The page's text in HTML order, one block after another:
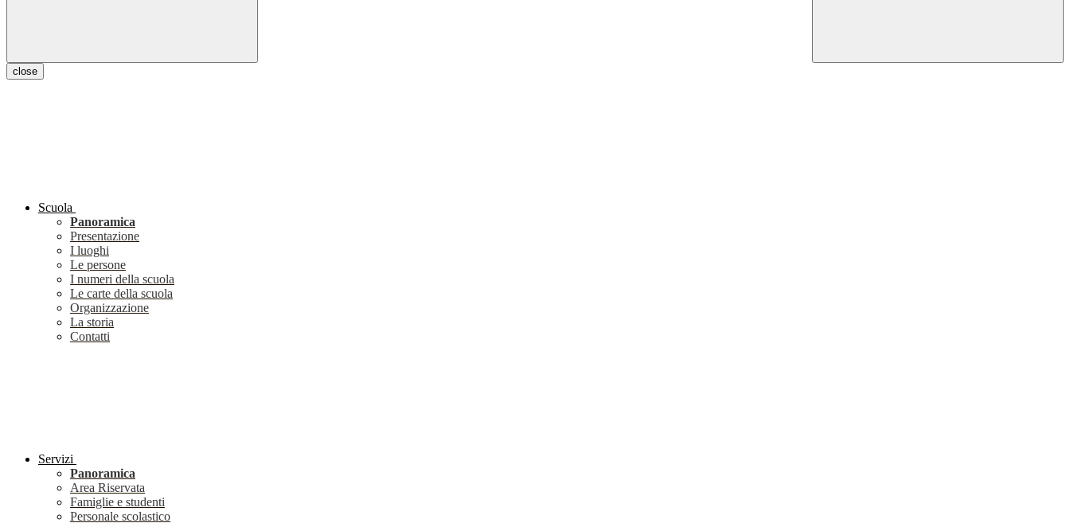
close
Scuola
Panoramica
Presentazione
I luoghi
Le persone
I numeri della scuola
Le carte della scuola
Organizzazione
La storia
Contatti
Servizi
Panoramica
Area Riservata
Famiglie e studenti
Personale scolastico